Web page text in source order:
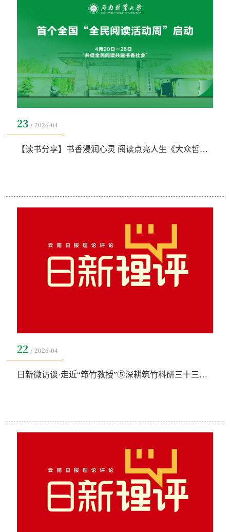
23 2026-04
【读书分享】书香浸润心灵 阅读点亮人生《大众哲学》
22 2026-04
日新微访谈·走近“筇竹教授”⑤深耕筑竹科研三十三载，坚守初心使命